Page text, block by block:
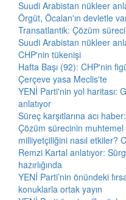
Suudi Arabistan nükleer
Örgüt, Öcalan'ın devletle
Transatlantik: Çözüm
Suudi Arabistan nükleer
CHP'nin tükenişi
Hafta Başı (92): CHP'nin
Çerçeve yasa Meclis'te
YENİ Parti'nin yol haritası:
anlatıyor
Süreç karşıtlarına acı
Çözüm sürecinin muhtemel
milliyetçiliğini nasıl etkiler?
Remzi Kartal anlatıyor:
hazırlığında
YENİ Parti’nin önündeki
konuklarla ortak yayın